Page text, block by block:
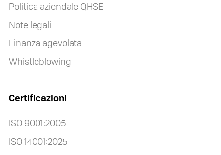
Politica aziendale QHSE
Note legali
Finanza agevolata
Whistleblowing
Certificazioni
ISO 9001:2005
ISO 14001:2025